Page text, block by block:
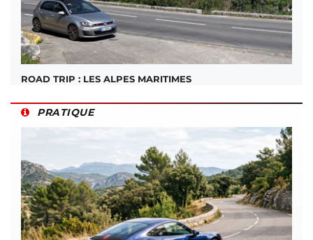
ROAD TRIP : LES ALPES MARITIMES
PRATIQUE